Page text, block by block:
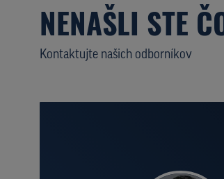
NENAŠLI STE
Kontaktujte našich odborníkov